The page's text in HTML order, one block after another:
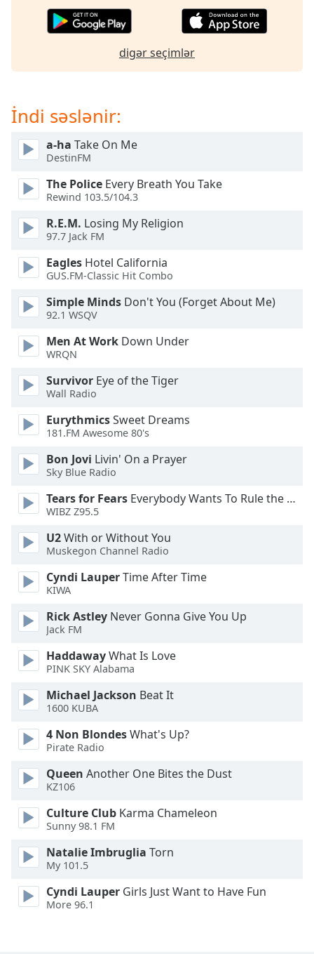
will
close
window.
Text
Color
Opacity
Text
Color
Opacity
Caption
Background
Color
Opacity
Font
Size
Text
Edge
Family
Reset
Close
Modal
Dialog
End
window.
digər seçimlər
İndi səslənir:
a-ha Take On Me
DestinFM
The Police Every Breath You Take
Rewind 103.5/104.3
R.E.M. Losing My Religion
97.7 Jack FM
Eagles Hotel California
GUS.FM-Classic Hit Combo
Simple Minds Don't You (Forget About Me)
92.1 WSQV
Men At Work Down Under
WRQN
Survivor Eye of the Tiger
Wall Radio
EurythmicsSweet Dreams
181.FM Awesome 80's
Bon Jovi Livin' On a Prayer
Sky Blue Radio
Tears for Fears Everybody Wants To Rule the World
WIBZ Z95.5
U2With or Without You
Muskegon Channel Radio
Cyndi LauperTime After Time
KIWA
Rick Astley Never Gonna Give You Up
Jack FM
HaddawayWhat Is Love
PINK SKY Alabama
Michael Jackson Beat It
1600 KUBA
4 Non BlondesWhat's Up?
Pirate Radio
Queen Another One Bites the Dust
KZ106
Culture Club Karma Chameleon
Sunny 98.1 FM
Natalie Imbruglia Torn
My 101.5
Cyndi Lauper Girls Just Want to Have Fun
More 96.1